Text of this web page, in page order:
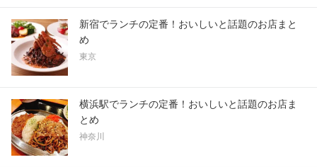
新宿でランチの定番！おいしいと話題のお店まと
め
東京
横浜駅でランチの定番！おいしいと話題のお店ま
とめ
神奈川